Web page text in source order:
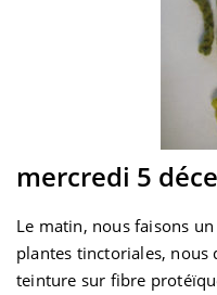
mercredi 5
Le matin, nous faisons
plantes tinctoriales, nous
teinture sur fibre